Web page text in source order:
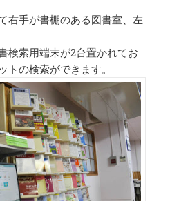
右手が書棚のある図書室、左
検索用端末が2台置かれてお
トの検索ができます。